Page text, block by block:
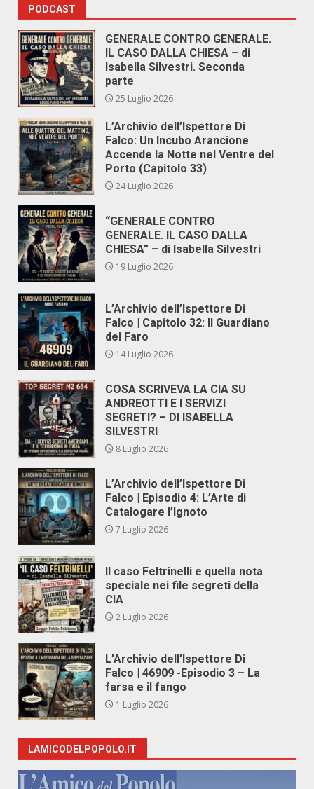
PODCAST
GENERALE CONTRO GENERALE.
IL CASO DALLA CHIESA – di
Isabella Silvestri. Seconda
parte
25 Luglio 2026
L’Archivio dell’Ispettore Di
Falco: Un Incubo Arancione
Accende la Notte nel Ventre del
Porto (Capitolo 33)
24 Luglio 2026
“GENERALE CONTRO
GENERALE. IL CASO DALLA
CHIESA” – di Isabella Silvestri
19 Luglio 2026
L’Archivio dell’Ispettore Di
Falco | Capitolo 32: Il Guardiano
del Faro
14 Luglio 2026
COSA SCRIVEVA LA CIA SU
ANDREOTTI E I SERVIZI
SEGRETI? – DI ISABELLA
SILVESTRI
8 Luglio 2026
L’Archivio dell’Ispettore Di
Falco | Episodio 4: L’Arte di
Catalogare l’Ignoto
7 Luglio 2026
Il caso Feltrinelli e quella nota
speciale nei file segreti della
CIA
2 Luglio 2026
L’Archivio dell’Ispettore Di
Falco | 46909 -Episodio 3 – La
farsa e il fango
1 Luglio 2026
LAMICODELPOPOLO.IT